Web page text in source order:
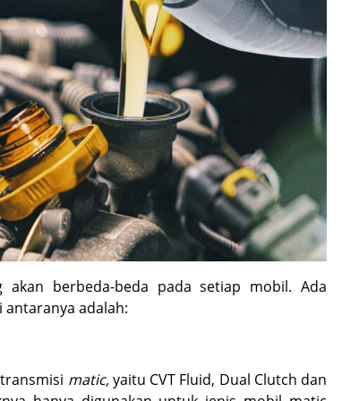
akan berbeda-beda pada setiap mobil. Ada
adalah:
matic,yaitu CVT Fluid, Dual Clutch dan